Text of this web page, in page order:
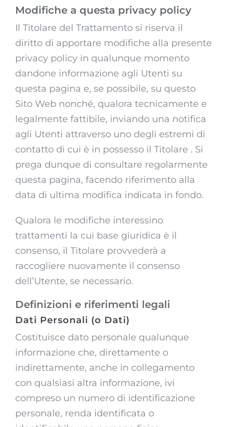
Modifiche a questa privacy policy
Il Titolare del Trattamento si riserva il
diritto di apportare modifiche alla presente
privacy policy in qualunque momento
dandone informazione agli Utenti su
questa pagina e, se possibile, su questo
Sito Web nonché, qualora tecnicamente e
legalmente fattibile, inviando una notifica
agli Utenti attraverso uno degli estremi di
contatto di cui è in possesso il Titolare . Si
prega dunque di consultare regolarmente
questa pagina, facendo riferimento alla
data di ultima modifica indicata in fondo.
Qualora le modifiche interessino
trattamenti la cui base giuridica è il
consenso, il Titolare provvederà a
raccogliere nuovamente il consenso
dell’Utente, se necessario.
Definizioni e riferimenti legali
Dati Personali (o Dati)
Costituisce dato personale qualunque
informazione che, direttamente o
indirettamente, anche in collegamento
con qualsiasi altra informazione, ivi
compreso un numero di identificazione
personale, renda identificata o